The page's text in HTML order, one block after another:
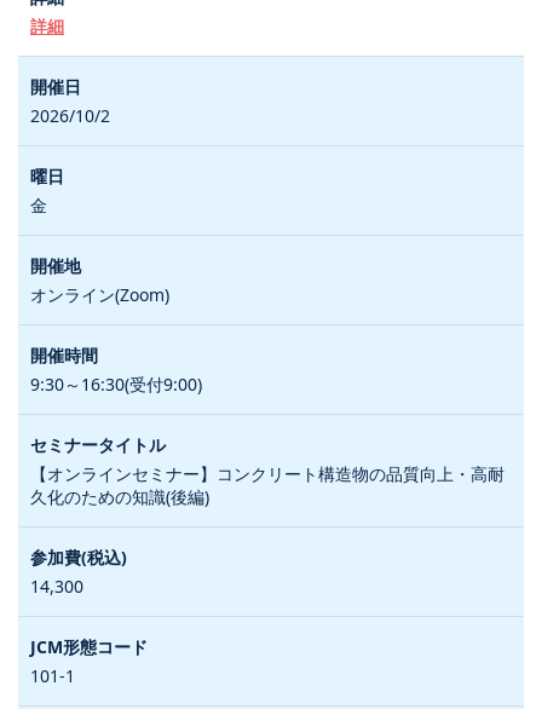
詳細
2026/10/2
金
オンライン(Zoom)
9:30～16:30(受付9:00)
【オンラインセミナー】コンクリート構造物の品質向上・高耐
久化のための知識(後編)
14,300
101-1